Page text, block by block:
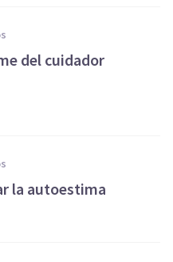
del cuidador
la autoestima